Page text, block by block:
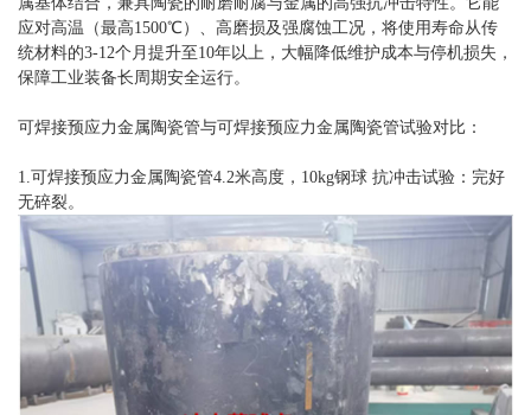
应对高温（最高1500℃）、高磨损及强腐蚀工况，将使用寿命从传
统材料的3-12个月提升至10年以上，大幅降低维护成本与停机损失，
保障工业装备长周期安全运行。
可焊接预应力金属陶瓷管与可焊接预应力金属陶瓷管试验对比：
1.可焊接预应力金属陶瓷管4.2米高度，10kg钢球 抗冲击试验：完好
无碎裂。